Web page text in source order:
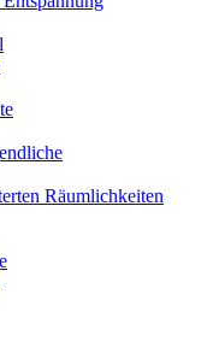
Räumlichkeiten